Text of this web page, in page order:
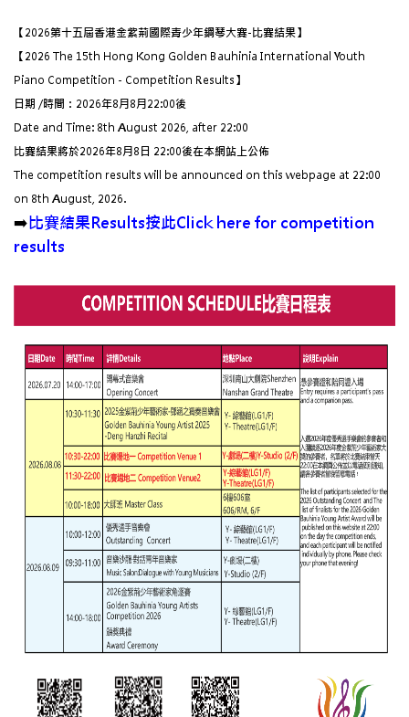
【2026第十五屆香港金紫荊國際青少年鋼琴大賽-比賽結果】
【2026 The 15th Hong Kong Golden Bauhinia International Youth
Piano Competition - Competition Results】
日期 /時間：2026年8月8月22:00後
Date and Time: 8th August 2026, after 22:00
比賽結果將於2026年8月8日 22:00後在本網站上公佈
The competition results will be announced on this webpage at 22:00
on 8th August, 2026.
➡️比賽結果Results按此Click here for competition
results